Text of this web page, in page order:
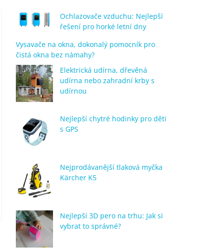
Ochlazovače vzduchu: Nejlepší
řešení pro horké letní dny
Vysavače na okna, dokonalý pomocník pro
čistá okna bez námahy?
Elektrická udírna, dřevěná
udírna nebo zahradní krby s
udírnou
Nejlepší chytré hodinky pro děti
s GPS
Nejprodávanější tlaková myčka
Kärcher K5
Nejlepší 3D pero na trhu: Jak si
vybrat to správné?